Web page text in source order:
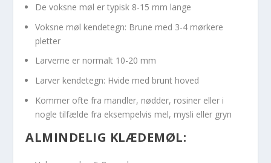
De voksne møl er typisk 8-15 mm lange
Voksne møl kendetegn: Brune med 3-4 mørkere
pletter
Larverne er normalt 10-20 mm
Larver kendetegn: Hvide med brunt hoved
Kommer ofte fra mandler, nødder, rosiner eller i
nogle tilfælde fra eksempelvis mel, mysli eller gryn
ALMINDELIG KLÆDEMØL: